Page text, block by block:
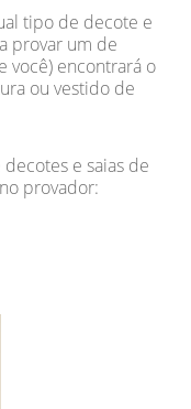
tipo de decote e
provar um de
você) encontrará o
ou vestido de
e saias de
provador: